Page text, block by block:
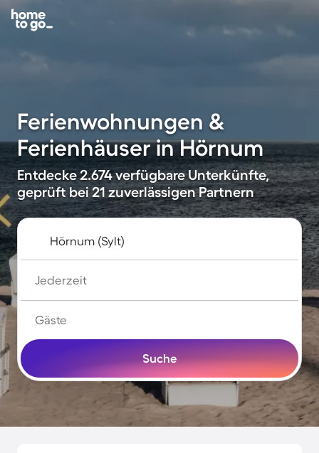
Ferienwohnungen &
Ferienhäuser in Hörnum
Entdecke 2.674 verfügbare Unterkünfte,
geprüft bei 21 zuverlässigen Partnern
Jederzeit
Gäste
Suche